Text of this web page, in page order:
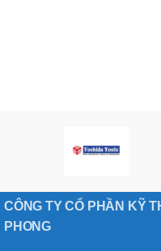
CÔNG TY CỔ PHẦN KỸ
PHONG